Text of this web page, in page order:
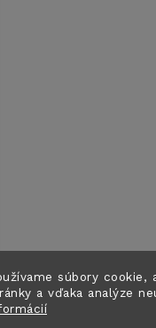
súbory cookie,
a vďaka analýze